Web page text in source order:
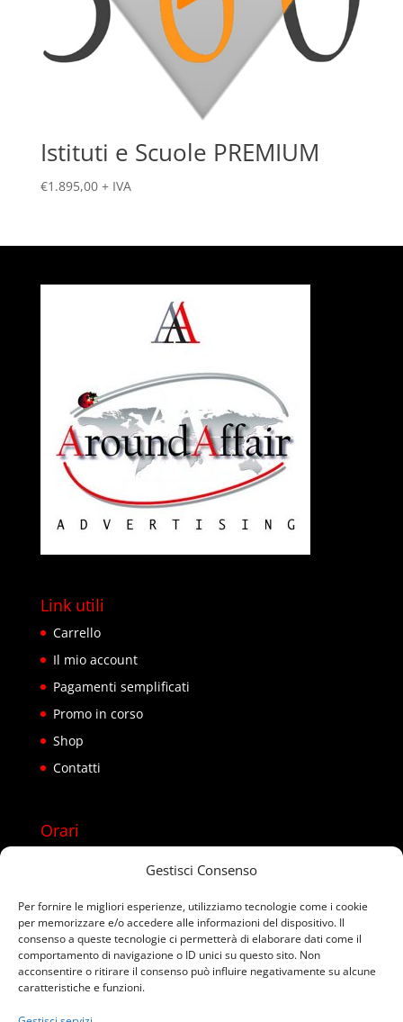
Gestisci Consenso
Per fornire le migliori esperienze, utilizziamo tecnologie come i cookie
per memorizzare e/o accedere alle informazioni del dispositivo. Il
consenso a queste tecnologie ci permetterà di elaborare dati come il
comportamento di navigazione o ID unici su questo sito. Non
acconsentire o ritirare il consenso può influire negativamente su alcune
caratteristiche e funzioni.
Istituti e Scuole PREMIUM
€1.895,00 + IVA
Link utili
Carrello
Il mio account
Pagamenti semplificati
Promo in corso
Shop
Contatti
Orari
Usa anche WhatsApp